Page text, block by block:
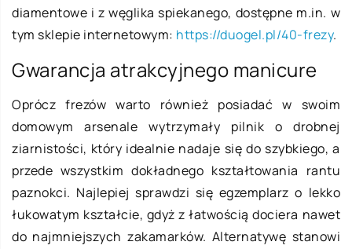
diamentowe i z węglika spiekanego, dostępne m.in. w
tym sklepie internetowym: https://duogel.pl/40-frezy.
Gwarancja atrakcyjnego manicure
Oprócz frezów warto również posiadać w swoim
domowym arsenale wytrzymały pilnik o drobnej
ziarnistości, który idealnie nadaje się do szybkiego, a
przede wszystkim dokładnego kształtowania rantu
paznokci. Najlepiej sprawdzi się egzemplarz o lekko
łukowatym kształcie, gdyż z łatwością dociera nawet
do najmniejszych zakamarków. Alternatywę stanowi